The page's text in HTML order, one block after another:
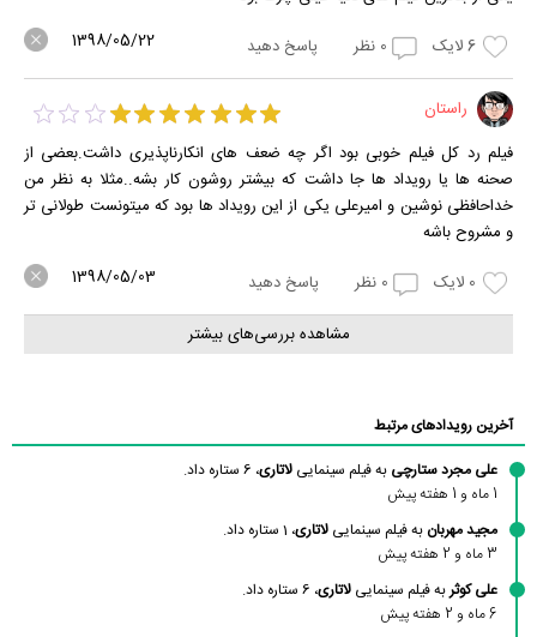
6لایک 0 نظر پاسخ دهید 1398/05/22
راستان
فیلم رد کل فیلم خوبی بود اگر چه ضعف های انکارناپذیری داشت.بعضی از
صحنه ها یا رویداد ها جا داشت که بیشتر روشون کار بشه..مثلا به نظر من
خداحافظی نوشین و امیرعلی یکی از این رویداد ها بود که میتونست طولانی تر
و مشروح باشه
0 لایک 0 نظر پاسخ دهید 1398/05/03
مشاهده بررسی‌های بیشتر
آخرین رویدادهای مرتبط
علی مجرد ستارچی به فیلم سینمایی لاتاری، 6 ستاره داد.
1 ماه و 1 هفته پیش
مجید مهربان به فیلم سینمایی لاتاری، 1 ستاره داد.
3 ماه و 2 هفته پیش
علی کوثربه فیلم سینمایی لاتاری، 6 ستاره داد.
6 ماه و 2 هفته پیش